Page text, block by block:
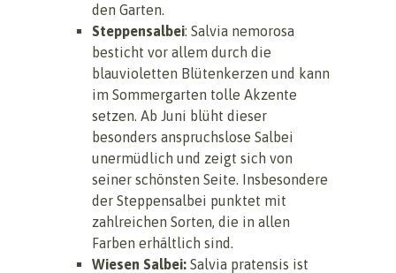
den Garten.
Steppensalbei: Salvia nemorosa
besticht vor allem durch die
blauvioletten Blütenkerzen und kann
im Sommergarten tolle Akzente
setzen. Ab Juni blüht dieser
besonders anspruchslose Salbei
unermüdlich und zeigt sich von
seiner schönsten Seite. Insbesondere
der Steppensalbei punktet mit
zahlreichen Sorten, die in allen
Farben erhältlich sind.
Wiesen Salbei: Salvia pratensis ist